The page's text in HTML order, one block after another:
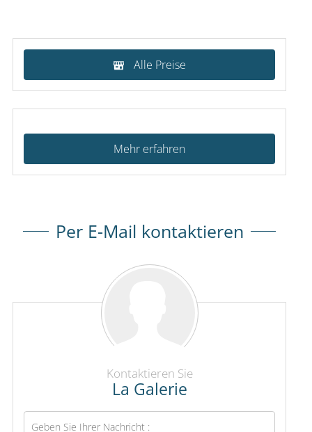
Alle Preise
Mehr erfahren
Per E-Mail kontaktieren
Kontaktieren Sie
La Galerie